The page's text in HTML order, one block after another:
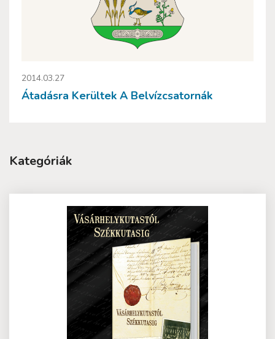
2014.03.27
Átadásra Kerültek A Belvízcsatornák
Kategóriák